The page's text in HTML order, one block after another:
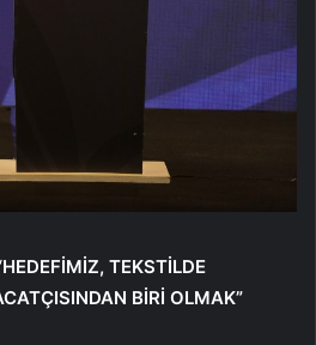
TEKSTİLDE
BİRİ OLMAK”